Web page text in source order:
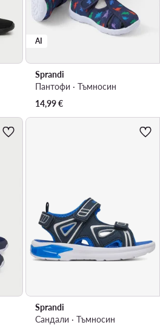
AI
Sprandi
Пантофи · Тъмносин
14,99€
Sprandi
Сандали · Тъмносин